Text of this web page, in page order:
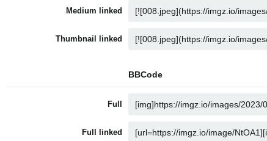
Medium linked
Thumbnail linked
BBCode
Full
Full linked